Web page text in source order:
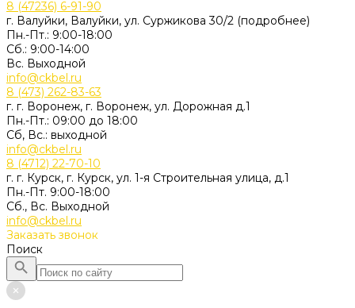
8 (47236) 6-91-90
г. Валуйки, Валуйки, ул. Суржикова 30/2 (подробнее)
Пн.-Пт.: 9:00-18:00
Сб.: 9:00-14:00
Вс. Выходной
info@ckbel.ru
8 (473) 262-83-63
г. г. Воронеж, г. Воронеж, ул. Дорожная д.1
Пн.-Пт.: 09:00 до 18:00
Сб, Вс.: выходной
info@ckbel.ru
8 (4712) 22-70-10
г. г. Курск, г. Курск, ул. 1-я Строительная улица, д.1
Пн.-Пт. 9:00-18:00
Сб., Вс. Выходной
info@ckbel.ru
Заказать звонок
Поиск